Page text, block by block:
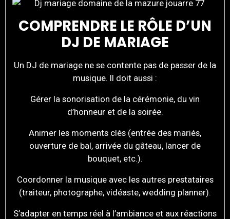
COMPRENDRE LE RÔLE D’UN
DJ DE MARIAGE
Un DJ de mariage ne se contente pas de passer de la
musique. Il doit aussi :
Gérer la sonorisation de la cérémonie, du vin
d’honneur et de la soirée.
Animer les moments clés (entrée des mariés,
ouverture de bal, arrivée du gâteau, lancer de
bouquet, etc.).
Coordonner la musique avec les autres prestataires
(traiteur, photographe, vidéaste, wedding planner).
S’adapter en temps réel à l’ambiance et aux réactions